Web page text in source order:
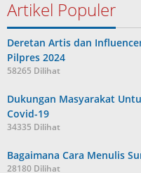
Artikel Populer
Deretan Artis dan
Pilpres 2024
58265 Dilihat
Dukungan Masyarakat
Covid-19
34335 Dilihat
Bagaimana Cara Menulis
28180 Dilihat